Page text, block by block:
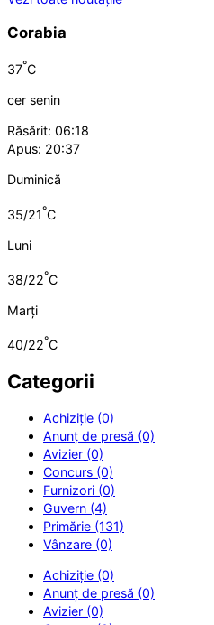
Corabia
37°C
cer senin
Răsărit: 06:18
Apus: 20:37
Duminică
35/21°C
Luni
38/22°C
Marți
40/22°C
Categorii
Achiziție (0)
Anunț de presă (0)
Avizier (0)
Concurs (0)
Furnizori (0)
Guvern (4)
Primărie (131)
Vânzare (0)
Achiziție (0)
Anunț de presă (0)
Avizier (0)